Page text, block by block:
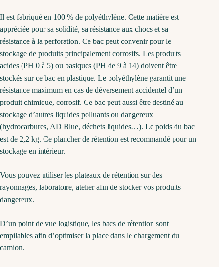
Il est fabriqué en 100 % de polyéthylène. Cette matière est
appréciée pour sa solidité, sa résistance aux chocs et sa
résistance à la perforation. Ce bac peut convenir pour le
stockage de produits principalement corrosifs. Les produits
acides (PH 0 à 5) ou basiques (PH de 9 à 14) doivent être
stockés sur ce bac en plastique. Le polyéthylène garantit une
résistance maximum en cas de déversement accidentel d’un
produit chimique, corrosif. Ce bac peut aussi être destiné au
stockage d’autres liquides polluants ou dangereux
(hydrocarbures, AD Blue, déchets liquides…). Le poids du bac
est de 2,2 kg. Ce plancher de rétention est recommandé pour un
stockage en intérieur.
Vous pouvez utiliser les plateaux de rétention sur des
rayonnages, laboratoire, atelier afin de stocker vos produits
dangereux.
D’un point de vue logistique, les bacs de rétention sont
empilables afin d’optimiser la place dans le chargement du
camion.